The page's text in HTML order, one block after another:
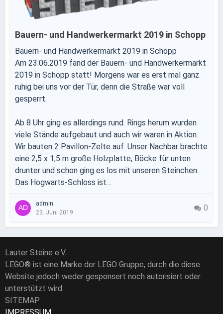
Bauern- und Handwerkermarkt 2019 in Schopp
Bauern- und Handwerkermarkt 2019 in Schopp
Am 23.06.2019 fand der Bauern- und Handwerkermarkt
2019 in Schopp statt! Morgens war es erst mal ganz
ruhig bei uns vor der Tür, denn die Straße war voll
gesperrt.
Ab 8 Uhr ging es allerdings rund. Rings herum wurden
viele Stände aufgebaut und auch wir waren in Aktion.
Wir bauten 2 Pavillon-Zelte auf. Unser Nachbar brachte
eine 2,5 x 1,5 m große Holzplatte, Böcke für unten
drunter und schon ging es los mit unseren Steinchen.
Das Hogwarts-Schloss ist…
admin
23. Juni 2019
0
Lauter Steine e.V.
LEGO® ist eine Marke der LEGO Gruppe, durch die diese
Website jedoch weder gesponsert noch autorisiert oder
unterstützt wird.
SITEMAP